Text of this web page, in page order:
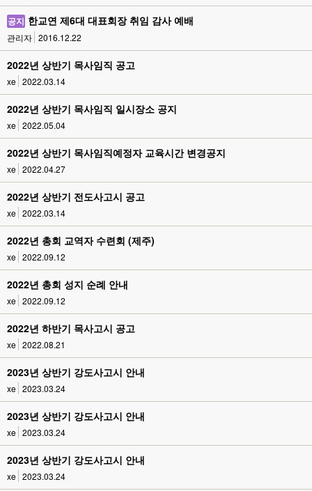
공지 한교연 제6대 대표회장 취임 감사 예배
관리자 2016.12.22
2022년 상반기 목사임직 공고
xe 2022.03.14
2022년 상반기 목사임직 일시장소 공지
xe 2022.05.04
2022년 상반기 목사임직예정자 교육시간 변경공지
xe 2022.04.27
2022년 상반기 전도사고시 공고
xe 2022.03.14
2022년 총회 교역자 수련회 (제주)
xe 2022.09.12
2022년 총회 성지 순례 안내
xe 2022.09.12
2022년 하반기 목사고시 공고
xe 2022.08.21
2023년 상반기 강도사고시 안내
xe 2023.03.24
2023년 상반기 강도사고시 안내
xe 2023.03.24
2023년 상반기 강도사고시 안내
xe 2023.03.24